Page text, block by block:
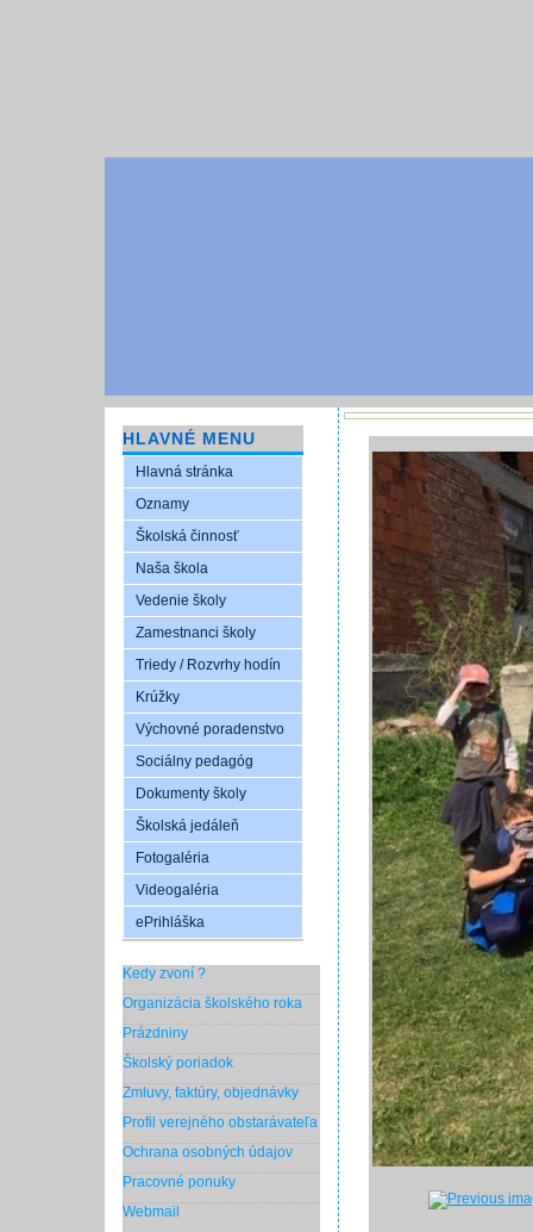
HLAVNÉ MENU
Hlavná stránka
Oznamy
Školská činnosť
Naša škola
Vedenie školy
Zamestnanci školy
Triedy / Rozvrhy hodín
Krúžky
Výchovné poradenstvo
Sociálny pedagóg
Dokumenty školy
Školská jedáleň
Fotogaléria
Videogaléria
ePrihláška
Kedy zvoní ?
Organizácia školského roka
Prázdniny
Školský poriadok
Zmluvy, faktúry, objednávky
Profil verejného obstarávateľa
Ochrana osobných údajov
Pracovné ponuky
Webmail